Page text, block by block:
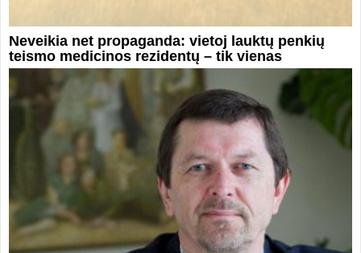
Neveikia net propaganda: vietoj lauktų penkių
teismo medicinos rezidentų – tik vienas